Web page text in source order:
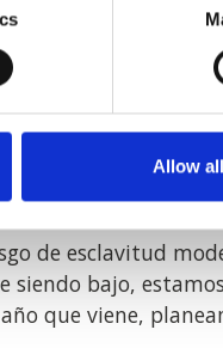
Allow all
y
continua
de esclavitud
siendo bajo,
que viene,